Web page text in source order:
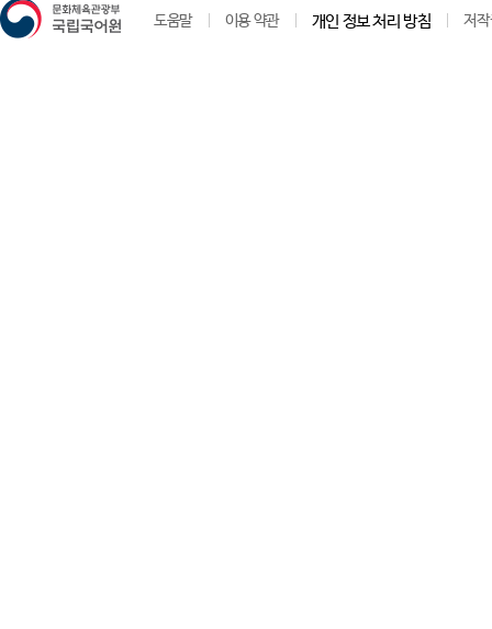
도움말 이용 약관 개인 정보 처리 방침 저